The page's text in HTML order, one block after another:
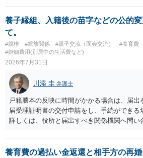
況、別居後にどのような養育環境を用意でき
の監護実績や今後の生活状況について整理し
養育費については、離婚後も父母双方がそれ
するのが原則となります。
れていますので、通常は、病気や事故によっ
療費その他これに類する特別支出を念頭に置
です。したがって、大学の入学金、授業料、
ついてまで、「この条項があるから当然に半
は言いにくいと思われます。なお、通常、大
担すべきかについては、離婚時の合意内容の
や費用などを踏まえて個別に検討することに
の条項において、養育費の終期についてどの
か、大学進学に関する定めの有無、「教育費
定めの有無等について確認する必要があると
養子縁組、入籍後の苗字などの公的
て。
#親権 #親族関係 #親子交流（面会交流）
#養育費
#婚姻費用(別居中の生活費など)
2026年7月31日
川添 圭 弁護士
戸籍謄本の反映に時間がかかる場合は、届出
届受理証明書の交付申請をし、手続ができる
詳しくは、役所と届出すべき関係機関へ問い
養育費の過払い金返還と相手方の再